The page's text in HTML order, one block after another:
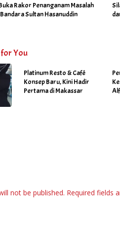
Rakor Penanganam Masalah
Sultan Hasanuddin
You
Platinum Resto & Café
Konsep Baru, Kini Hadir
Pertama di Makassar
not be published. Required fields